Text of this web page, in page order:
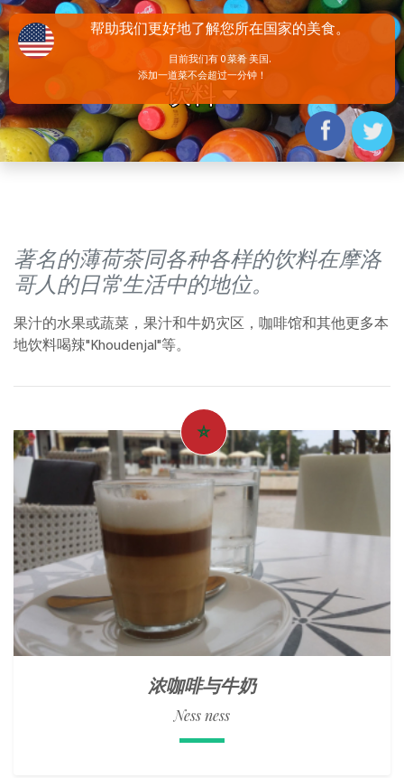
饮料
著名的薄荷茶同各种各样的饮料在摩洛
哥人的日常生活中的地位。
果汁的水果或蔬菜，果汁和牛奶灾区，咖啡馆和其他更多本
地饮料喝辣"Khoudenjal"等。
浓咖啡与牛奶
Ness ness
帮助我们更好地了解您所在国家的美食。
目前我们有 0 菜肴 美国.
添加一道菜不会超过一分钟！